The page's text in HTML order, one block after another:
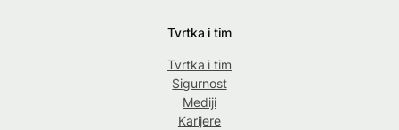
Tvrtka i tim
Tvrtka i tim
Sigurnost
Mediji
Karijere